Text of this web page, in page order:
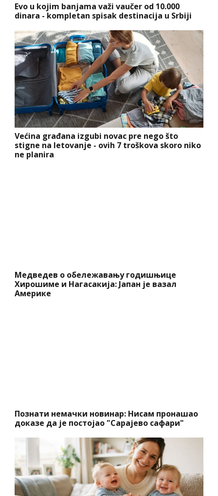
Evo u kojim banjama važi vaučer od 10.000
dinara - kompletan spisak destinacija u Srbiji
Većina građana izgubi novac pre nego što
stigne na letovanje - ovih 7 troškova skoro niko
ne planira
Медведев о обележавању годишњице
Хирошиме и Нагасакија: Јапан је вазал
Америке
Познати немачки новинар: Нисам пронашао
доказе да је постојао "Сарајево сафари"